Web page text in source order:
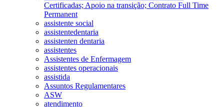
Certificadas; Apoio na transição; Contrato Full Time
Permanent
assistente social
assistentedentaria
assistenten dentaria
assistentes
Assistentes de Enfermagem
assistentes operacionais
assistida
Assuntos Regulamentares
ASW
atendimento